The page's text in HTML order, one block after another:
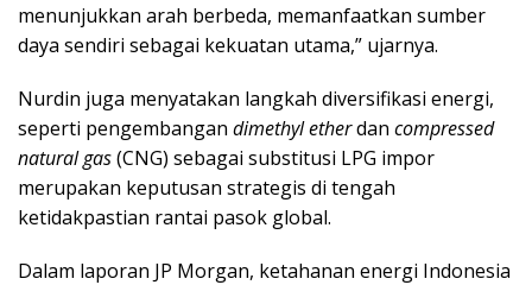
menunjukkan arah berbeda, memanfaatkan sumber
daya sendiri sebagai kekuatan utama,” ujarnya.
Nurdin juga menyatakan langkah diversifikasi energi,
seperti pengembangan dimethyl etherdan compressed
natural gas(CNG) sebagai substitusi LPG impor
merupakan keputusan strategis di tengah
ketidakpastian rantai pasok global.
Dalam laporan JP Morgan, ketahanan energi Indonesia